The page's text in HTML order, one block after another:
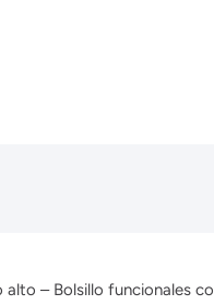
– Bolsillo funcionales